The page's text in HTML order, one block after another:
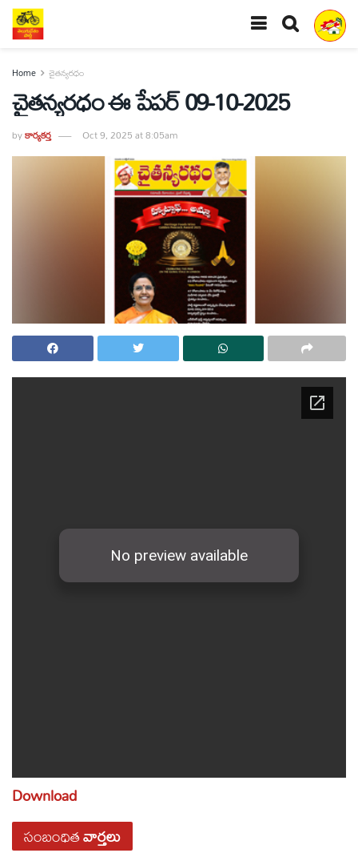
Home చైతన్యరధం
చైతన్యరధం ఈ పేపర్ 09-10-2025
byకార్యకర్త Oct 9, 2025 at 8:05am
Download
సంబంధితవార్తలు